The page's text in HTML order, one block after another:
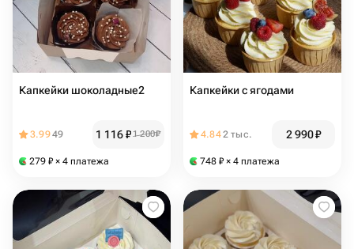
Капкейки шоколадные2
3.9949 1 116₽1 200₽
279 ₽ × 4 платежа
Капкейки с ягодами
4.842 тыс. 2 990₽
748 ₽ × 4 платежа